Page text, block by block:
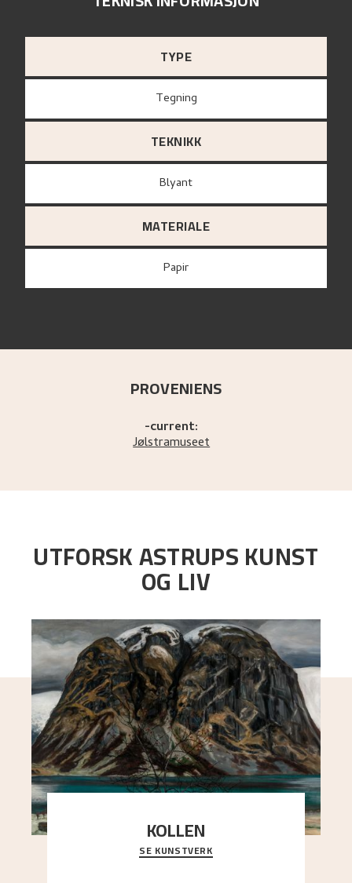
TYPE
Tegning
TEKNIKK
Blyant
MATERIALE
papir
PROVENIENS
-current:
Jølstramuseet
UTFORSK ASTRUPS KUNST
OG LIV
KOLLEN
Et ruvende fjell dominerer bildeflaten, og står i
sterk kontrast til det spinkle rognetreet ute
SE KUNSTVERK